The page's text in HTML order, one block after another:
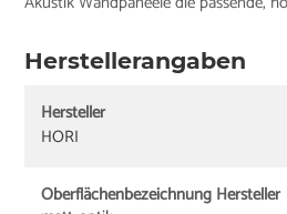
Herstellerangaben
Hersteller
HORI
Oberflächenbezeichnung Hersteller